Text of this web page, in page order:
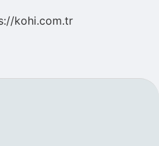
kohi.com.tr